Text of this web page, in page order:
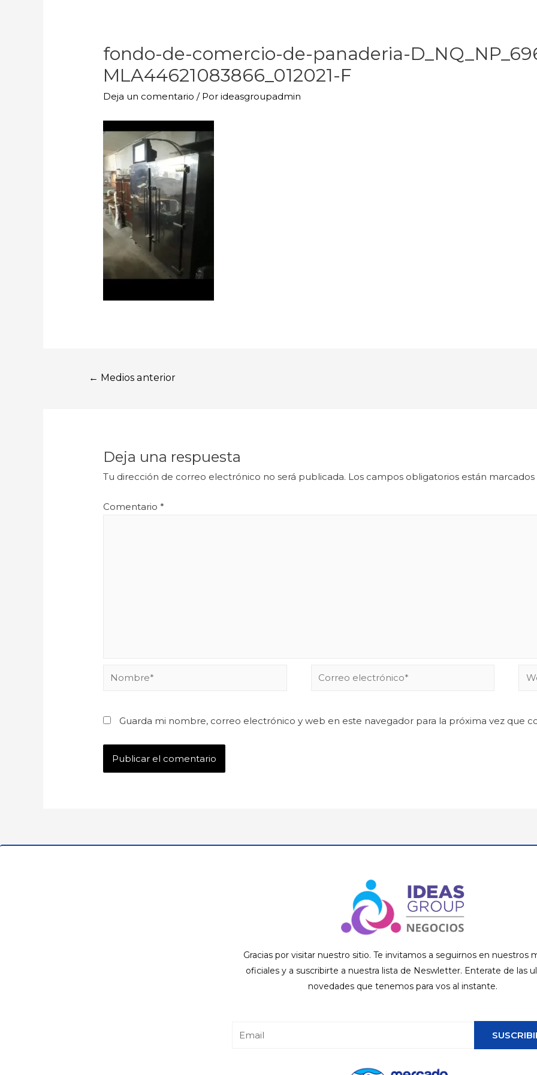
fondo-de-comercio-de-panaderia-
MLA44621083866_012021-F
Deja un comentario / Porideasgroupadmin
← Medios anterior
Deja una respuesta
Tu dirección de correo electrónico no será publicada. Los campos obligatorios están
Comentario*
Guarda mi nombre, correo electrónico y web en este navegador para la próxima vez que
Gracias por visitar nuestro sitio. Te invitamos a seguirnos en nuestros
oficiales y a suscribirte a nuestra lista de Neswletter. Enterate de las
novedades que tenemos para vos al instante.